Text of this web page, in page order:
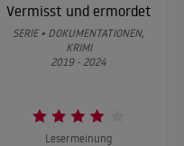
Vermisst und ermordet
SERIE • DOKUMENTATIONEN,
KRIMI
2019 - 2024
Lesermeinung